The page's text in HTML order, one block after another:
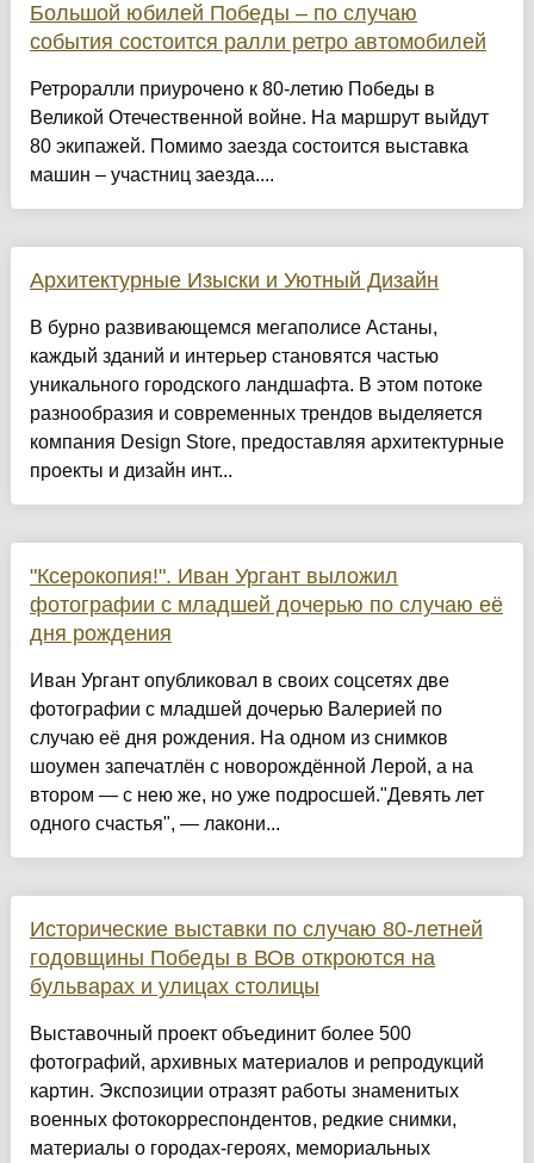
Большой юбилей Победы – по случаю
события состоится ралли ретро автомобилей
Ретроралли приурочено к 80-летию Победы в
Великой Отечественной войне. На маршрут выйдут
80 экипажей. Помимо заезда состоится выставка
машин – участниц заезда....
Архитектурные Изыски и Уютный Дизайн
​В бурно развивающемся мегаполисе Астаны,
каждый зданий и интерьер становятся частью
уникального городского ландшафта. В этом потоке
разнообразия и современных трендов выделяется
компания Design Store, предоставляя архитектурные
проекты и дизайн инт...
"Ксерокопия!". Иван Ургант выложил
фотографии с младшей дочерью по случаю её
дня рождения
Иван Ургант опубликовал в своих соцсетях две
фотографии с младшей дочерью Валерией по
случаю её дня рождения. На одном из снимков
шоумен запечатлён с новорождённой Лерой, а на
втором — с нею же, но уже подросшей."Девять лет
одного счастья", — лакони...
Исторические выставки по случаю 80-летней
годовщины Победы в ВОв откроются на
бульварах и улицах столицы
Выставочный проект объединит более 500
фотографий, архивных материалов и репродукций
картин. Экспозиции отразят работы знаменитых
военных фотокорреспондентов, редкие снимки,
материалы о городах-героях, мемориальных